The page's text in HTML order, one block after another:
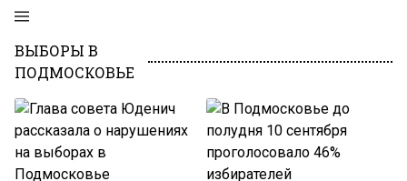
ВЫБОРЫ В
ПОДМОСКОВЬЕ